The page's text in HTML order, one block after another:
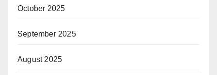
October 2025
September 2025
August 2025